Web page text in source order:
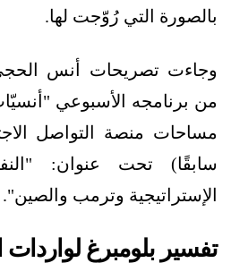
بالصورة التي رُوّجت لها.
وجاءت تصريحات أنس
من برنامجه الأسبوعي
مساحات منصة التواصل
سابقًا) تحت عنوان:
الإستراتيجية وترمب والصين".
تفسير بلومبرغ لواردات